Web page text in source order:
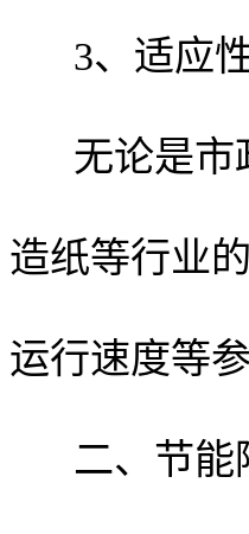
3、适应
无论是市
造纸等行业
运行速度等
二、节能